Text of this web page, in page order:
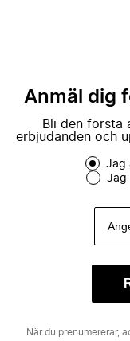
Anmäl dig
Bli den första
erbjudanden och
Jag
Jag
När du prenumererar,